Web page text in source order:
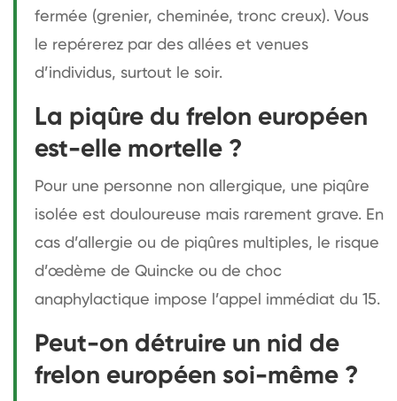
fermée (grenier, cheminée, tronc creux). Vous
le repérerez par des allées et venues
d’individus, surtout le soir.
La piqûre du frelon européen
est-elle mortelle ?
Pour une personne non allergique, une piqûre
isolée est douloureuse mais rarement grave. En
cas d’allergie ou de piqûres multiples, le risque
d’œdème de Quincke ou de choc
anaphylactique impose l’appel immédiat du 15.
Peut-on détruire un nid de
frelon européen soi-même ?